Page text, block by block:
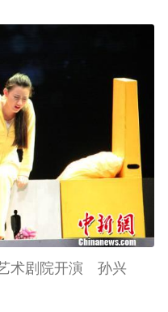
术剧院开演 孙兴